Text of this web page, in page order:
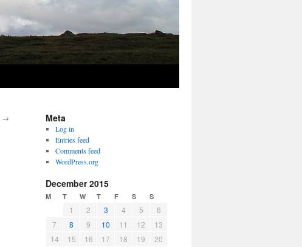
→ Meta
Log in
Entries feed
Comments feed
WordPress.org
December 2015
M T W T F S S
1 2 3 4 5
6
7
8 9 10 11 12
13
14
15 16 17 18 19
20